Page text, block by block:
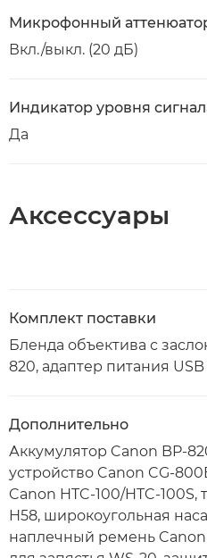
Микрофонный
Вкл./выкл. (20 дБ)
Индикатор уровня
Да
Аксессуары
Комплект поставки
Бленда объектива с
820, адаптер питания
Дополнительно
Аккумулятор Canon BP-
устройство Canon CG-
Canon HTC-100/HTC-
H58, широкоугольная
наплечный ремень